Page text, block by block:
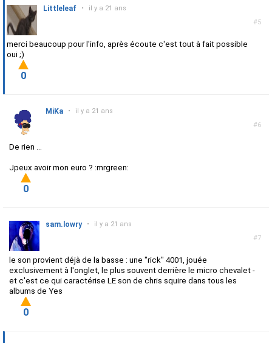
#5
Littleleaf • il y a 21 ans
merci beaucoup pour l'info, après écoute c'est tout à fait possible
oui ;)
0
#6
MiKa • il y a 21 ans
De rien ...
Jpeux avoir mon euro ? :mrgreen:
0
#7
sam.lowry • il y a 21 ans
le son provient déjà de la basse : une "rick" 4001, jouée
exclusivement à l'onglet, le plus souvent derrière le micro chevalet -
et c'est ce qui caractérise LE son de chris squire dans tous les
albums de Yes
0